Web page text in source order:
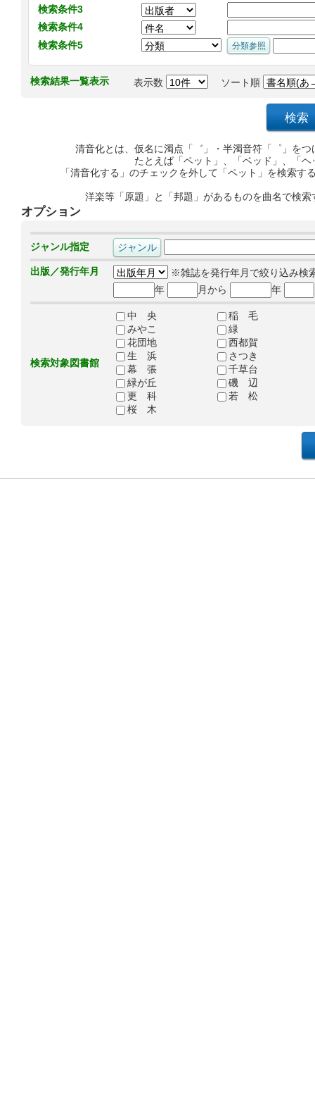
検索条件3
検索条件4
検索条件5
検索結果一覧表示 表示数 ソート順
清音化とは、仮名に濁点「゛」・半濁音符「゜」を
たとえば「ペット」、「ベッド」、「
「清音化する」のチェックを外して「ペット」を検索
洋楽等「原題」と「邦題」があるものを曲名で検
オプション
ジャンル指定
出版／発行年月
※雑誌を発行年月で絞り込み検
年
月から 年
検索対象図書館
中 央
稲 毛
みやこ
緑
花団地
西都賀
生 浜
さつき
幕 張
千草台
緑が丘
磯 辺
更 科
若 松
桜 木